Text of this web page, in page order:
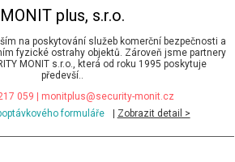
MONIT plus, s.r.o.
na poskytování služeb komerční bezpečnosti a
fyzické ostrahy objektů. Zároveň jsme partnery
MONIT s.r.o., která od roku 1995 poskytuje
předevší..
059 | monitplus@security-monit.cz
formuláře
Zobrazit detail >